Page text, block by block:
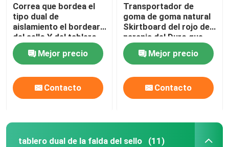
Correa que bordea el
tipo dual de
aislamiento el bordear
del sello Y del tablero
de la falda del
transportador del
uretano
Mejor precio
Contacto
Transportador de
goma de goma natural
Skirtboard del rojo de
naranja del Duro que
bordea 40
Mejor precio
Contacto
tablero dual de la falda del sello (11)